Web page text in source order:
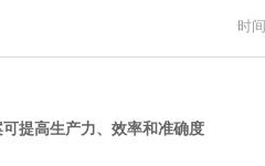
时
提高生产力、效率和准确度